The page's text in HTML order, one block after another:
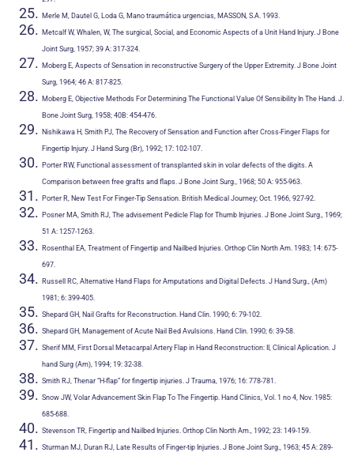
Merle M, Dautel G, Loda G, Mano traumática urgencias, MASSON, S.A. 1993.
Metcalf W, Whalen, W, The surgical, Social, and Economic Aspects of a Unit Hand Injury. J Bone
Joint Surg, 1957; 39 A: 317-324.
Moberg E, Aspects of Sensation in reconstructive Surgery of the Upper Extremity. J Bone Joint
Surg, 1964; 46 A: 817-825.
Moberg E, Objective Methods For Determining The Functional Value Of Sensibility In The Hand. J.
Bone Joint Surg, 1958; 40B: 454-476.
Nishikawa H, Smith PJ, The Recovery of Sensation and Function after Cross-Finger Flaps for
Fingertip Injury. J Hand Surg (Br), 1992; 17: 102-107.
Porter RW, Functional assessment of transplanted skin in volar defects of the digits. A
Comparison between free grafts and flaps. J Bone Joint Surg., 1968; 50 A: 955-963.
Porter R, New Test For Finger-Tip Sensation. British Medical Journey; Oct. 1966, 927-92.
Posner MA, Smith RJ, The advisement Pedicle Flap for Thumb Injuries. J Bone Joint Surg., 1969;
51 A: 1257-1263.
Rosenthal EA, Treatment of Fingertip and Nailbed Injuries. Orthop Clin North Am. 1983; 14: 675-
697.
Russell RC, Alternative Hand Flaps for Amputations and Digital Defects. J Hand Surg., (Am)
1981; 6: 399-405.
Shepard GH, Nail Grafts for Reconstruction. Hand Clin. 1990; 6: 79-102.
Shepard GH, Management of Acute Nail Bed Avulsions. Hand Clin. 1990; 6: 39-58.
Sherif MM, First Dorsal Metacarpal Artery Flap in Hand Reconstruction: II, Clinical Aplication. J
hand Surg (Am), 1994; 19: 32-38.
Smith RJ, Thenar “H-flap” for fingertip injuries. J Trauma, 1976; 16: 778-781.
Snow JW, Volar Advancement Skin Flap To The Fingertip. Hand Clinics, Vol. 1 no 4, Nov. 1985:
685-688.
Stevenson TR, Fingertip and Nailbed Injuries. Orthop Clin North Am., 1992; 23: 149-159.
Sturman MJ, Duran RJ, Late Results of Finger-tip Injuries. J Bone Joint Surg., 1963; 45 A: 289-